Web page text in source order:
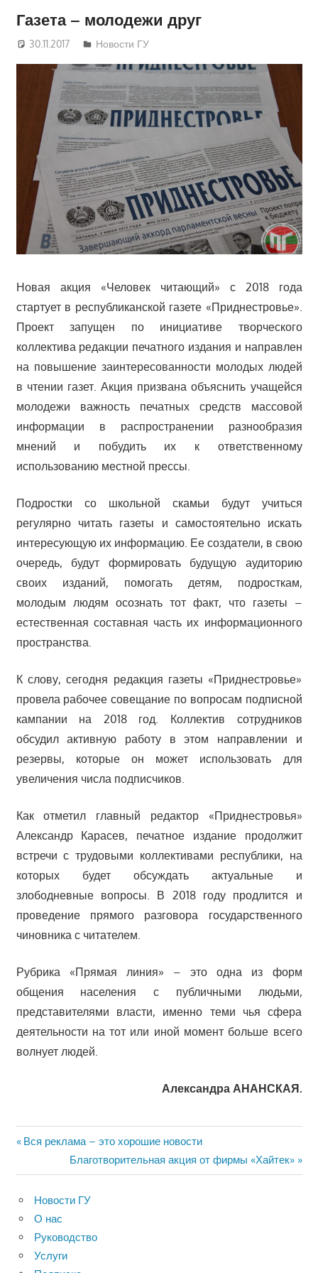
Газета – молодежи друг
30.11.2017 Руслан Додонов
Новости ГУ
Новая акция «Человек читающий» с 2018 года
стартует в республиканской газете «Приднестровье».
Проект запущен по инициативе творческого
коллектива редакции печатного издания и направлен
на повышение заинтересованности молодых людей
в чтении газет. Акция призвана объяснить учащейся
молодежи важность печатных средств массовой
информации в распространении разнообразия
мнений и побудить их к ответственному
использованию местной прессы.
Подростки со школьной скамьи будут учиться
регулярно читать газеты и самостоятельно искать
интересующую их информацию. Ее создатели, в свою
очередь, будут формировать будущую аудиторию
своих изданий, помогать детям, подросткам,
молодым людям осознать тот факт, что газеты –
естественная составная часть их информационного
пространства.
К слову, сегодня редакция газеты «Приднестровье»
провела рабочее совещание по вопросам подписной
кампании на 2018 год. Коллектив сотрудников
обсудил активную работу в этом направлении и
резервы, которые он может использовать для
увеличения числа подписчиков.
Как отметил главный редактор «Приднестровья»
Александр Карасев, печатное издание продолжит
встречи с трудовыми коллективами республики, на
которых будет обсуждать актуальные и
злободневные вопросы. В 2018 году продлится и
проведение прямого разговора государственного
чиновника с читателем.
Рубрика «Прямая линия» – это одна из форм
общения населения с публичными людьми,
представителями власти, именно теми чья сфера
деятельности на тот или иной момент больше всего
волнует людей.
Александра АНАНСКАЯ.
Навигация
по
записям
Предыдущая
Вся реклама – это хорошие новости
Следующая
запись:
Благотворительная акция от фирмы «Хайтек»
Новости ГУ
О нас
Руководство
Услуги